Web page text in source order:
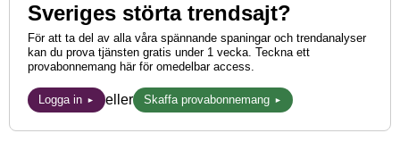
Sveriges störta trendsajt?
För att ta del av alla våra spännande spaningar och trendanalyser
kan du prova tjänsten gratis under 1 vecka. Teckna ett
provabonnemang här för omedelbar access.
Logga in eller Skaffa provabonnemang